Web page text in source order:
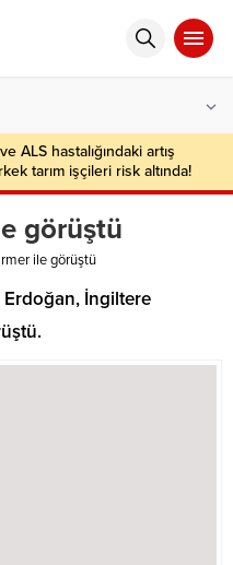
ALS hastalığındaki artış
tarım işçileri risk altında!
görüştü
ile görüştü
Erdoğan, İngiltere